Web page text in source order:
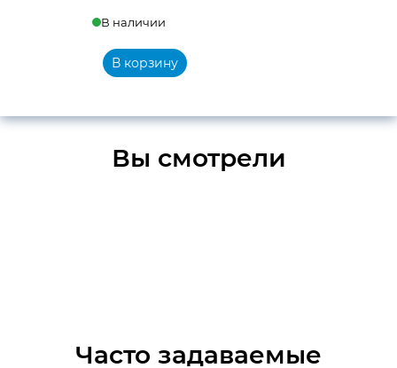
В наличии
В корзину
Вы смотрели
Часто задаваемые